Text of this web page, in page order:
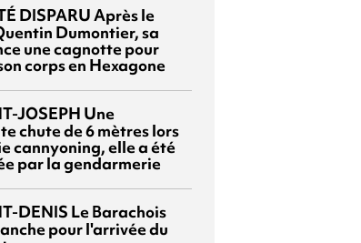
DISPARUAprès le
Dumontier, sa
une cagnotte pour
corps en Hexagone
JOSEPH Une
chute de 6 mètres lors
cannyoning, elle a été
par la gendarmerie
DENIS Le Barachois
pour l'arrivée du